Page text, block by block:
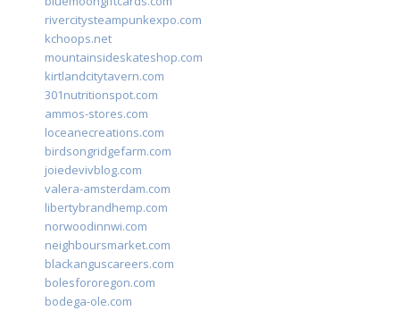
rivercitysteampunkexpo.com
kchoops.net
mountainsideskateshop.com
kirtlandcitytavern.com
301nutritionspot.com
ammos-stores.com
loceanecreations.com
birdsongridgefarm.com
joiedevivblog.com
valera-amsterdam.com
libertybrandhemp.com
norwoodinnwi.com
neighboursmarket.com
blackanguscareers.com
bolesfororegon.com
bodega-ole.com